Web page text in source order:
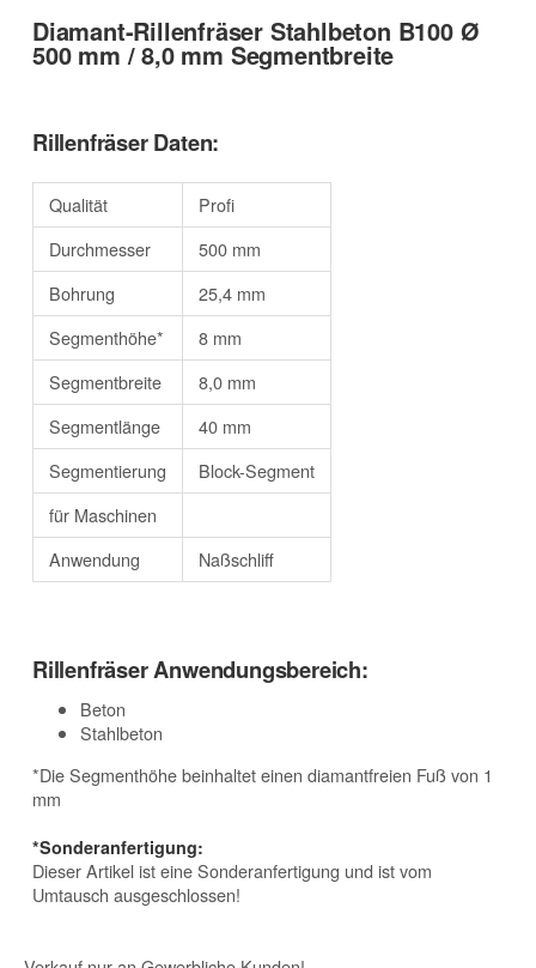
Diamant-Rillenfräser Stahlbeton B100 Ø
500 mm / 8,0 mm Segmentbreite
Rillenfräser Daten:
Qualität
Profi
Durchmesser
500 mm
Bohrung
25,4 mm
Segmenthöhe*
8 mm
Segmentbreite
8,0 mm
Segmentlänge
40 mm
Segmentierung
Block-Segment
für Maschinen
Anwendung
Naßschliff
Rillenfräser Anwendungsbereich:
Beton
Stahlbeton
*Die Segmenthöhe beinhaltet einen diamantfreien Fuß von 1
mm
*Sonderanfertigung:
Dieser Artikel ist eine Sonderanfertigung und ist vom
Umtausch ausgeschlossen!